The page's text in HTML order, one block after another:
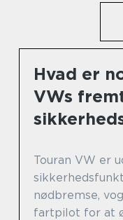
Hvad er
VWs
Touran VW er
nødbremse,
fartpilot for at